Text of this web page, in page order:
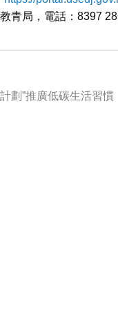
青局，電話：8397
劃”推廣低碳生活習慣